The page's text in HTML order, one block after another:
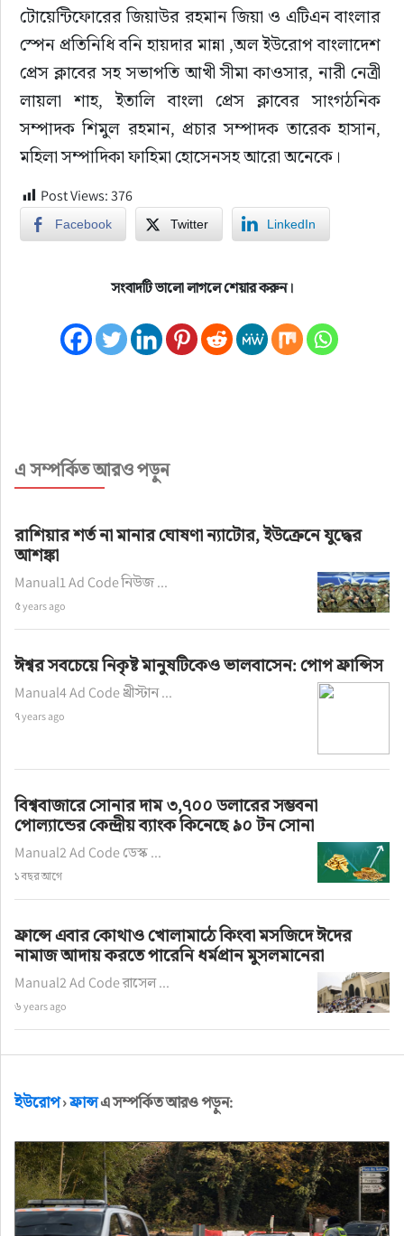
টোয়েন্টিফোরের জিয়াউর রহমান জিয়া ও এটিএন বাংলার
স্পেন প্রতিনিধি বনি হায়দার মান্না ,অল ইউরোপ বাংলাদেশ
প্রেস ক্লাবের সহ সভাপতি আখী সীমা কাওসার, নারী নেত্রী
লায়লা শাহ, ইতালি বাংলা প্রেস ক্লাবের সাংগঠনিক
সম্পাদক শিমুল রহমান, প্রচার সম্পাদক তারেক হাসান,
মহিলা সম্পাদিকা ফাহিমা হোসেনসহ আরো অনেকে।
Post Views:376
Facebook Twitter LinkedIn
সংবাদটি ভালো লাগলে শেয়ার করুন।
এ সম্পর্কিত আরও পড়ুন
রাশিয়ার শর্ত না মানার ঘোষণা ন্যাটোর, ইউক্রেনে যুদ্ধের
আশঙ্কা
Manual1 Ad Code নিউজ ...
৫ years ago
ঈশ্বর সবচেয়ে নিকৃষ্ট মানুষটিকেও ভালবাসেন: পোপ ফ্রান্সিস
Manual4 Ad Code খ্রীস্টান ...
৭ years ago
বিশ্ববাজারে সোনার দাম ৩,৭০০ ডলারের সম্ভবনা
পোল্যান্ডের কেন্দ্রীয় ব্যাংক কিনেছে ৯০ টন সোনা
Manual2 Ad Code ডেস্ক ...
১ বছর আগে
ফ্রান্সে এবার কোথাও খোলামাঠে কিংবা মসজিদে ঈদের
নামাজ আদায় করতে পারেনি ধর্মপ্রান মুসলমানেরা
Manual2 Ad Code রাসেল ...
৬ years ago
ইউরোপ›ফ্রান্সএ সম্পর্কিত আরও পড়ুন: